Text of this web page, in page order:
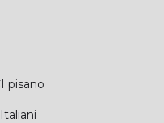
pisano